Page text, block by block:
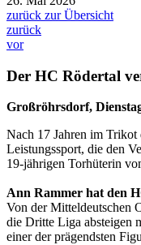
zurück zur Übersicht
zurück
vor
Der HC Rödertal
Großröhrsdorf,
Nach 17 Jahren im
Leistungssport, die den
19-jährigen Torhüterin
Ann Rammer hat den
Von der Mitteldeutschen
die Dritte Liga absteigen
einer der prägendsten